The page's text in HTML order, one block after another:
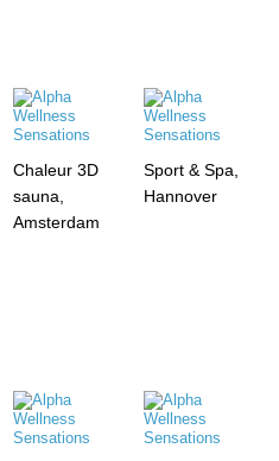
Chaleur 3D
sauna,
Amsterdam
Sport & Spa,
Hannover